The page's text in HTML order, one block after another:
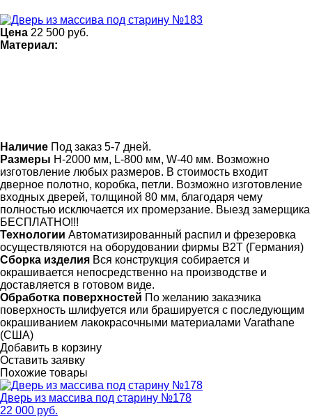
Цена 22 500 руб.
Материал:
Наличие Под заказ 5-7 дней.
Размеры Н-2000 мм, L-800 мм, W-40 мм. Возможно
изготовление любых размеров. В стоимость входит
дверное полотно, коробка, петли. Возможно изготовление
входных дверей, толщиной 80 мм, благодаря чему
полностью исключается их промерзание. Выезд замерщика
БЕСПЛАТНО!!!
Технологии Автоматизированный распил и фрезеровка
осуществляются на оборудовании фирмы B2T (Германия)
Сборка изделия Вся конструкция собирается и
окрашивается непосредственно на производстве и
доставляется в готовом виде.
Обработка поверхностей По желанию заказчика
поверхность шлифуется или брашируется с последующим
окрашиванием лакокрасочными материалами Varathane
(США)
Добавить в корзину
Оставить заявку
Похожие товары
Дверь из массива под старину №178
22 000 руб.